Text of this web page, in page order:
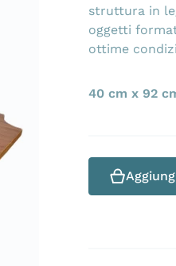
nella modalità
struttura in
oggetti
ottime
40 cm x 92